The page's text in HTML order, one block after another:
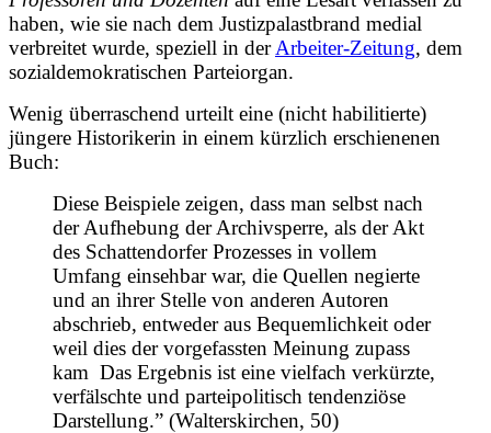
haben, wie sie nach dem Justizpalastbrand medial
verbreitet wurde, speziell in derArbeiter-Zeitung, dem
sozialdemokratischen Parteiorgan.
Wenig überraschend urteilt eine (nicht habilitierte)
jüngere Historikerin in einem kürzlich erschienenen
Buch:
Diese Beispiele zeigen, dass man selbst nach
der Aufhebung der Archivsperre, als der Akt
des Schattendorfer Prozesses in vollem
Umfang einsehbar war, die Quellen negierte
und an ihrer Stelle von anderen Autoren
abschrieb, entweder aus Bequemlichkeit oder
weil dies der vorgefassten Meinung zupass
kam Das Ergebnis ist eine vielfach verkürzte,
verfälschte und parteipolitisch tendenziöse
Darstellung.” (Walterskirchen, 50)